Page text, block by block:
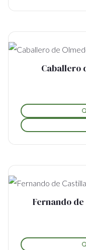
Caballero
Fernando